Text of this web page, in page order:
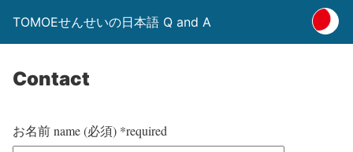
TOMOEせんせいの日本語 Q and A
Contact
お名前 name (必須) *required